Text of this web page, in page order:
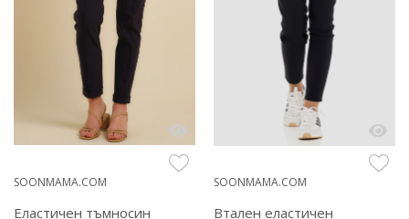
SOONMAMA.COM
Еластичен тъмносин
SOONMAMA.COM
Втален еластичен